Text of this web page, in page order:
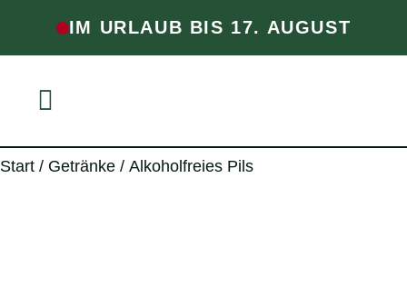
IM URLAUB BIS 17. AUGUST
Start / Getränke / Alkoholfreies Pils